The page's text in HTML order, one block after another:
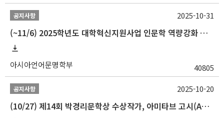
공지사항
(~11/6) 2025학년도 대학혁신지원사업 인문학 역량강화 동계 인턴십 참가자 선발 안내
아시아언어문명학부 40805
2025-10-31
공지사항
(10/27) 제14회 박경리문학상 수상작가, 아미타브 고시(Amitav Ghosh) 강연 안내
2025-10-20